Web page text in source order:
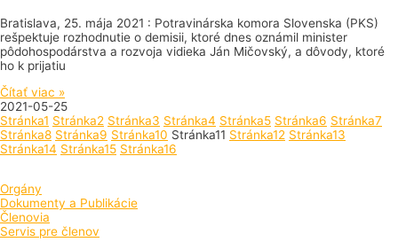
Bratislava, 25. mája 2021 : Potravinárska komora Slovenska (PKS)
rešpektuje rozhodnutie o demisii, ktoré dnes oznámil minister
pôdohospodárstva a rozvoja vidieka Ján Mičovský, a dôvody, ktoré
ho k prijatiu
Čítať viac »
2021-05-25
Stránka1 Stránka2 Stránka3 Stránka4 Stránka5 Stránka6 Stránka7
Stránka8 Stránka9 Stránka10 Stránka11 Stránka12 Stránka13
Stránka14 Stránka15 Stránka16
Orgány
Dokumenty a Publikácie
Členovia
Servis pre členov